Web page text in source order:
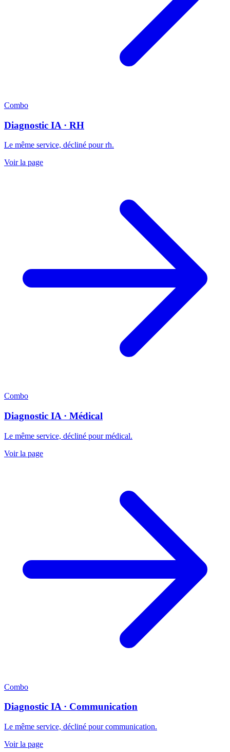
Combo
Diagnostic IA · RH
Le même service, décliné pour rh.
Voir la page
Combo
Diagnostic IA · Médical
Le même service, décliné pour médical.
Voir la page
Combo
Diagnostic IA · Communication
Le même service, décliné pour communication.
Voir la page